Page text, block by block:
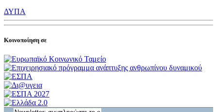
ΔΥΠΑ
Κοινοποίηση σε